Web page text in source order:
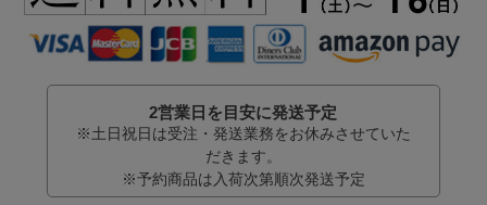
2営業日を目安に発送予定
※土日祝日は受注・発送業務をお休みさせていた
だきます。
※予約商品は入荷次第順次発送予定